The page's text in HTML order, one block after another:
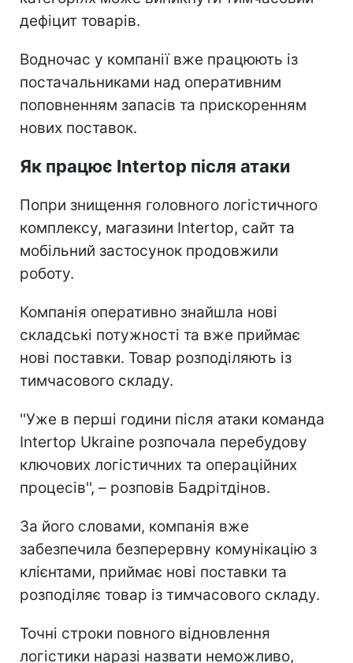
дефіцит товарів.
Водночас у компанії вже працюють із
постачальниками над оперативним
поповненням запасів та прискоренням
нових поставок.
Як працює Intertop після атаки
Попри знищення головного логістичного
комплексу, магазини Intertop, сайт та
мобільний застосунок продовжили
роботу.
Компанія оперативно знайшла нові
складські потужності та вже приймає
нові поставки. Товар розподіляють із
тимчасового складу.
''Уже в перші години після атаки команда
Intertop Ukraine розпочала перебудову
ключових логістичних та операційних
процесів'', – розповів Бадрітдінов.
За його словами, компанія вже
забезпечила безперервну комунікацію з
клієнтами, приймає нові поставки та
розподіляє товар із тимчасового складу.
Точні строки повного відновлення
логістики наразі назвати неможливо,